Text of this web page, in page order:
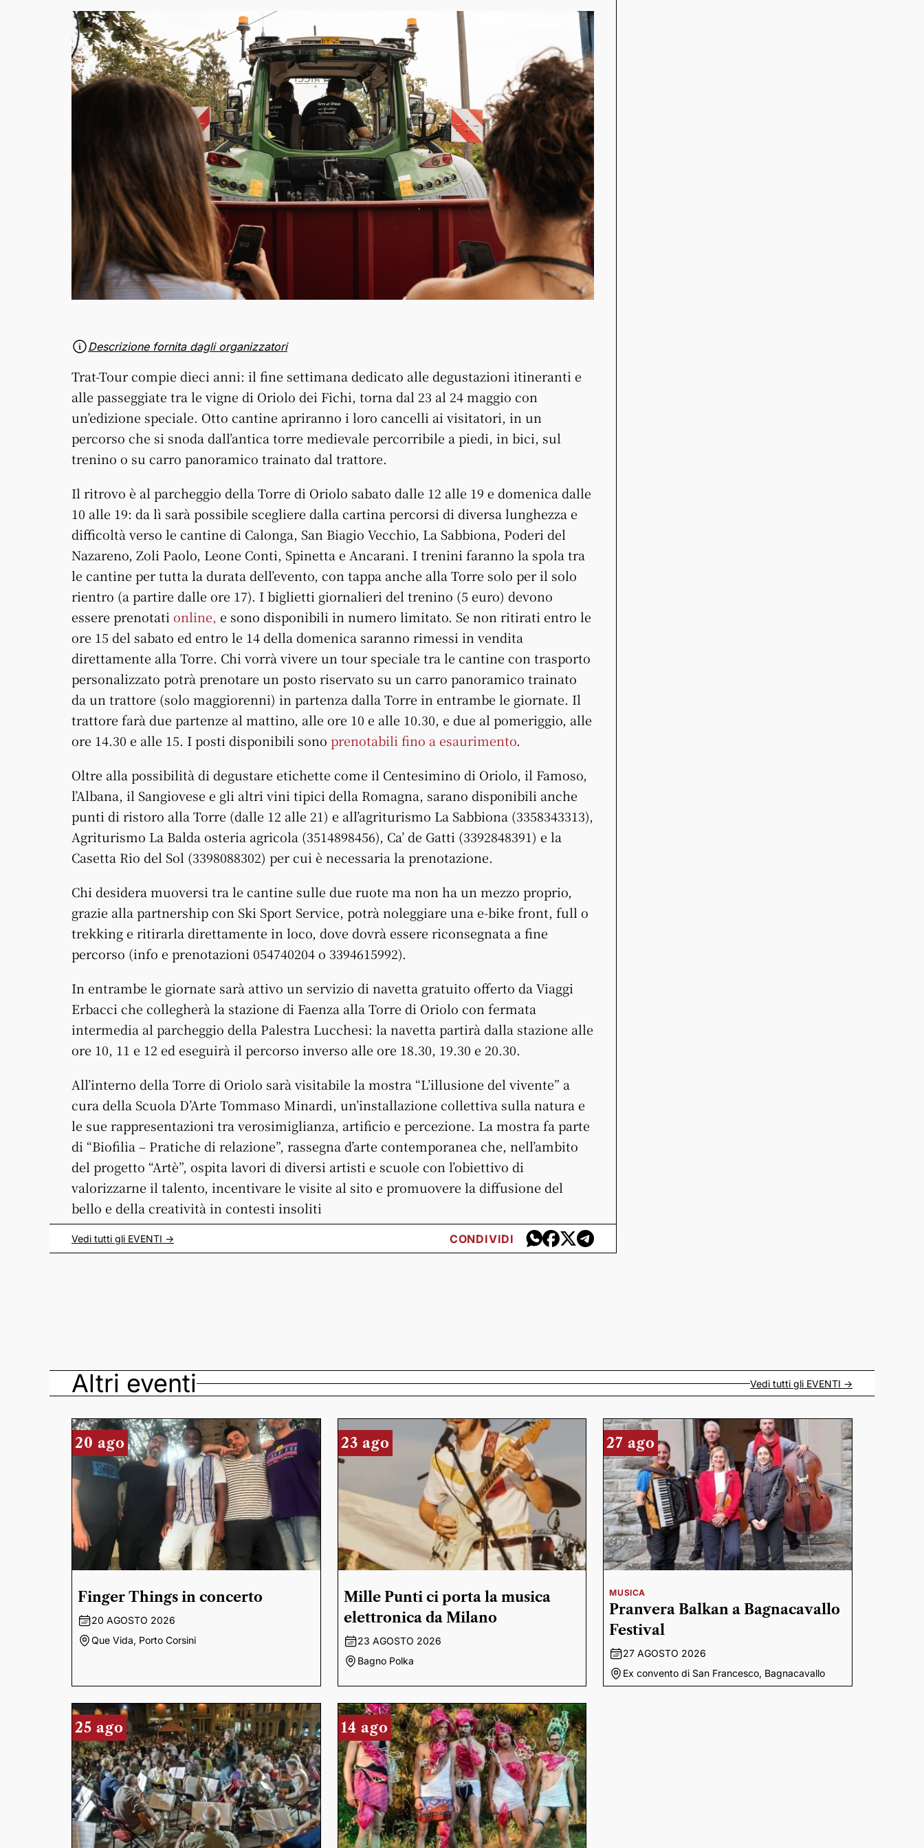
Descrizione fornita dagli organizzatori
Trat-Tour compie dieci anni: il fine settimana dedicato alle degustazioni itineranti e
alle passeggiate tra le vigne di Oriolo dei Fichi, torna dal 23 al 24 maggio con
un’edizione speciale. Otto cantine apriranno i loro cancelli ai visitatori, in un
percorso che si snoda dall’antica torre medievale percorribile a piedi, in bici, sul
trenino o su carro panoramico trainato dal trattore.
Il ritrovo è al parcheggio della Torre di Oriolo sabato dalle 12 alle 19 e domenica dalle
10 alle 19: da lì sarà possibile scegliere dalla cartina percorsi di diversa lunghezza e
difficoltà verso le cantine di Calonga, San Biagio Vecchio, La Sabbiona, Poderi del
Nazareno, Zoli Paolo, Leone Conti, Spinetta e Ancarani. I trenini faranno la spola tra
le cantine per tutta la durata dell’evento, con tappa anche alla Torre solo per il solo
rientro (a partire dalle ore 17). I biglietti giornalieri del trenino (5 euro) devono
essere prenotati online, e sono disponibili in numero limitato. Se non ritirati entro le
ore 15 del sabato ed entro le 14 della domenica saranno rimessi in vendita
direttamente alla Torre. Chi vorrà vivere un tour speciale tra le cantine con trasporto
personalizzato potrà prenotare un posto riservato su un carro panoramico trainato
da un trattore (solo maggiorenni) in partenza dalla Torre in entrambe le giornate. Il
trattore farà due partenze al mattino, alle ore 10 e alle 10.30, e due al pomeriggio, alle
ore 14.30 e alle 15. I posti disponibili sono prenotabili fino a esaurimento.
Oltre alla possibilità di degustare etichette come il Centesimino di Oriolo, il Famoso,
l’Albana, il Sangiovese e gli altri vini tipici della Romagna, sarano disponibili anche
punti di ristoro alla Torre (dalle 12 alle 21) e all’agriturismo La Sabbiona (3358343313),
Agriturismo La Balda osteria agricola (3514898456), Ca’ de Gatti (3392848391) e la
Casetta Rio del Sol (3398088302) per cui è necessaria la prenotazione.
Chi desidera muoversi tra le cantine sulle due ruote ma non ha un mezzo proprio,
grazie alla partnership con Ski Sport Service, potrà noleggiare una e-bike front, full o
trekking e ritirarla direttamente in loco, dove dovrà essere riconsegnata a fine
percorso (info e prenotazioni 054740204 o 3394615992).
In entrambe le giornate sarà attivo un servizio di navetta gratuito offerto da Viaggi
Erbacci che collegherà la stazione di Faenza alla Torre di Oriolo con fermata
intermedia al parcheggio della Palestra Lucchesi: la navetta partirà dalla stazione alle
ore 10, 11 e 12 ed eseguirà il percorso inverso alle ore 18.30, 19.30 e 20.30.
All’interno della Torre di Oriolo sarà visitabile la mostra “L’illusione del vivente” a
cura della Scuola D’Arte Tommaso Minardi, un’installazione collettiva sulla natura e
le sue rappresentazioni tra verosimiglianza, artificio e percezione. La mostra fa parte
di “Biofilia – Pratiche di relazione”, rassegna d’arte contemporanea che, nell’ambito
del progetto “Artè”, ospita lavori di diversi artisti e scuole con l’obiettivo di
valorizzarne il talento, incentivare le visite al sito e promuovere la diffusione del
bello e della creatività in contesti insoliti
Vedi tutti gli EVENTI -> CONDIVIDI
Altri eventi Vedi tutti gli EVENTI ->
20 ago
Finger Things in concerto
20 AGOSTO 2026
Que Vida, Porto Corsini
23 ago
Mille Punti ci porta la musica
elettronica da Milano
23 AGOSTO 2026
Bagno Polka
27 ago
MUSICA
Pranvera Balkan a Bagnacavallo
Festival
27 AGOSTO 2026
Ex convento di San Francesco, Bagnacavallo
25 ago 14 ago